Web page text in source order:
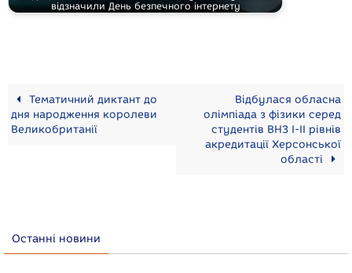
відзначили День безпечного інтернету
Тематичний диктант до
дня народження королеви
Великобританії
Відбулася обласна
олімпіада з фізики серед
студентів ВНЗ І-ІІ рівнів
акредитації Херсонської
області
Останні новини